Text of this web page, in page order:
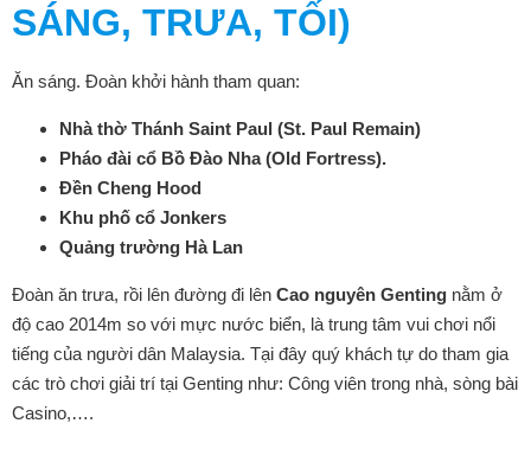
SÁNG, TRƯA, TỐI)
Ăn sáng. Đoàn khởi hành tham quan:
Nhà thờ Thánh Saint Paul (St. Paul Remain)
Pháo đài cổ Bồ Đào Nha (Old Fortress).
Đền Cheng Hood
Khu phố cổ Jonkers
Quảng trường Hà Lan
Đoàn ăn trưa, rồi lên đường đi lên Cao nguyên Genting nằm ở
độ cao 2014m so với mực nước biển, là trung tâm vui chơi nổi
tiếng của người dân Malaysia. Tại đây quý khách tự do tham gia
các trò chơi giải trí tại Genting như: Công viên trong nhà, sòng bài
Casino,….